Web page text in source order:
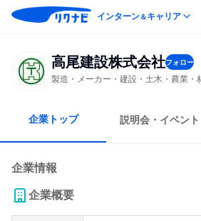
インターン＆キャリア
高尾建設株式会社フォロー
製造・メーカー・建設・土木・農業・
企業トップ 説明会・イベント
企業情報
企業概要